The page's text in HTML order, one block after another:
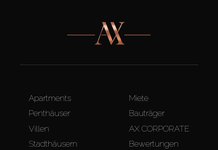
Apartments
Penthäuser
Villen
Stadthäusern
Miete
Bauträger
AX CORPORATE
Bewertungen